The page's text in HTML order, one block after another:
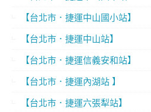
【台北市．捷運中山國小站】
【台北市．捷運中山站】
【台北市．捷運信義安和站】
【台北市．捷運內湖站 】
【台北市．捷運六張犁站】